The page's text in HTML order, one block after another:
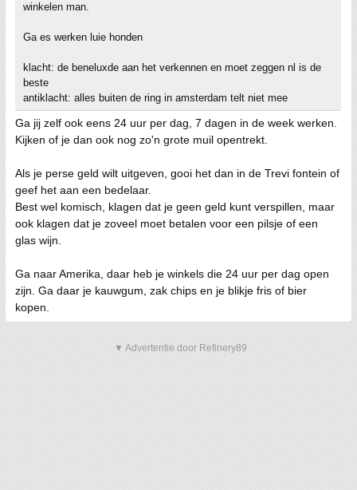
winkelen man.
Ga es werken luie honden
klacht: de beneluxde aan het verkennen en moet zeggen nl is de
beste
antiklacht: alles buiten de ring in amsterdam telt niet mee
Ga jij zelf ook eens 24 uur per dag, 7 dagen in de week werken.
Kijken of je dan ook nog zo'n grote muil opentrekt.
Als je perse geld wilt uitgeven, gooi het dan in de Trevi fontein of
geef het aan een bedelaar.
Best wel komisch, klagen dat je geen geld kunt verspillen, maar
ook klagen dat je zoveel moet betalen voor een pilsje of een
glas wijn.
Ga naar Amerika, daar heb je winkels die 24 uur per dag open
zijn. Ga daar je kauwgum, zak chips en je blikje fris of bier
kopen.
▼ Advertentie door Refinery89